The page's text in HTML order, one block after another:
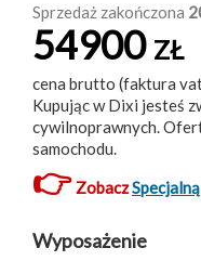
Sprzedaż zakończona
54900 ZŁ
cena brutto (faktura
Kupując w Dixi jesteś
cywilnoprawnych.
samochodu.
👉 Zobacz
Wyposażenie